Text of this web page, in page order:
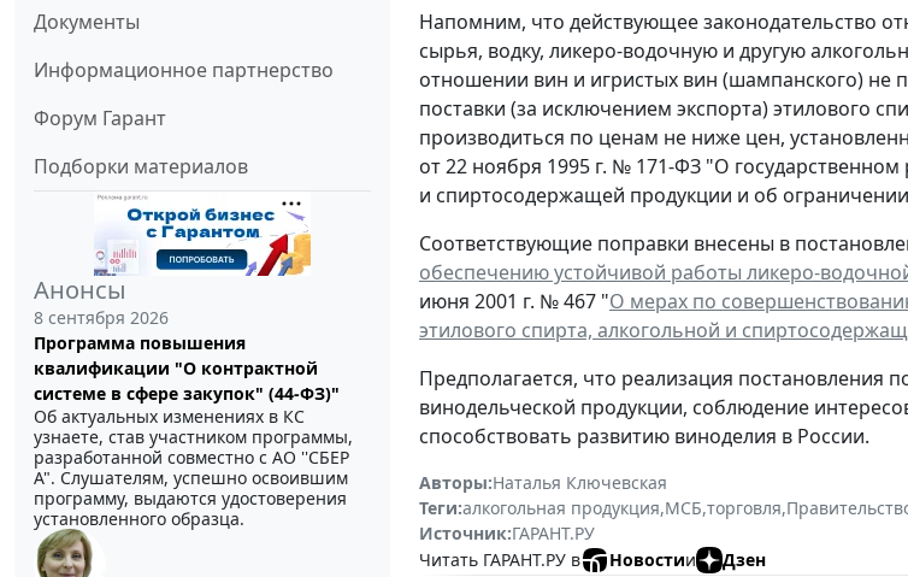
Документы
Информационное партнерство
Форум Гарант
Подборки материалов
Анонсы
8 сентября 2026
Программа повышения
квалификации "О контрактной
системе в сфере закупок" (44-ФЗ)"
Об актуальных изменениях в КС
узнаете, став участником программы,
разработанной совместно с АО ''СБЕР
А". Слушателям, успешно освоившим
программу, выдаются удостоверения
установленного образца.
Напомним, что действующее законодательство
сырья, водку, ликеро-водочную и другую
отношении вин и игристых вин (шампанского) не
поставки (за исключением экспорта) этилового
производиться по ценам не ниже цен,
от 22 ноября 1995 г. № 171-ФЗ "О
и спиртосодержащей продукции и об
Соответствующие поправки внесены в
обеспечению устойчивой работы ликеро-
июня 2001 г. № 467 "О мерах по
этилового спирта, алкогольной и
Предполагается, что реализация постановления
винодельческой продукции, соблюдение
способствовать развитию виноделия в России.
Авторы:Наталья Ключевская
Теги:алкогольная продукция,МСБ,торговля,
Источник:ГАРАНТ.РУ
Читать ГАРАНТ.РУ в
Новостии
Дзен